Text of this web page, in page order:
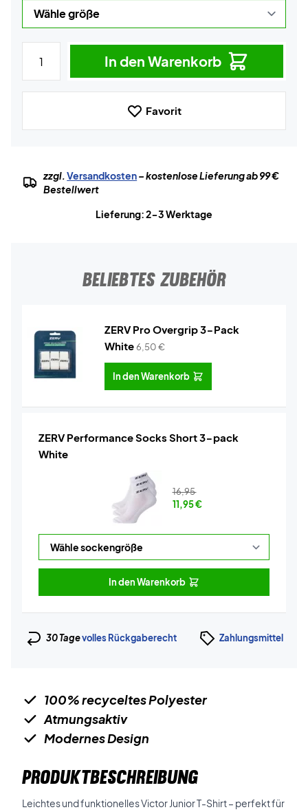
In den Warenkorb
Favorit
zzgl.Versandkosten– kostenlose Lieferung ab 99 €
Bestellwert
Lieferung: 2-3 Werktage
BELIEBTES ZUBEHÖR
ZERV Pro Overgrip 3-Pack
White6,50€
In den Warenkorb
ZERV Performance Socks Short 3-pack
White
16,95
11,95€
In den Warenkorb
30 Tagevolles Rückgaberecht Zahlungsmittel
100% recyceltes Polyester
Atmungsaktiv
Modernes Design
PRODUKTBESCHREIBUNG
Leichtes und funktionelles Victor Junior T-Shirt – perfekt für